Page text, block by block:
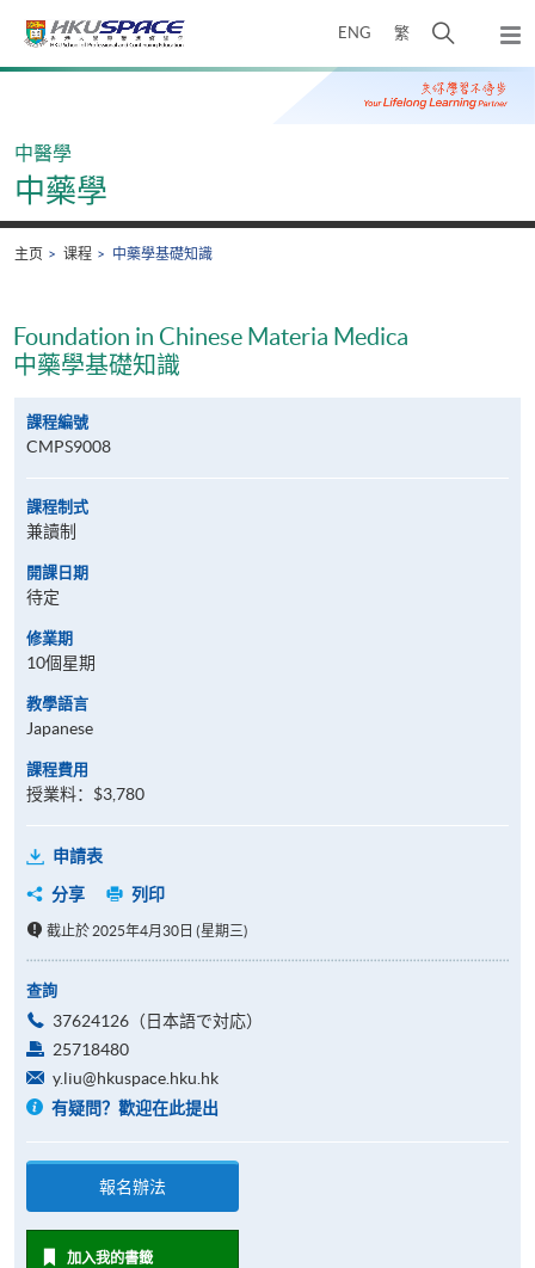
ENG 繁
开
搜
寻
弹
出
主
Main
中醫學
中藥學
主页 课程 中藥學基礎知識
Foundation in Chinese Materia Medica
中藥學基礎知識
課程編號
CMPS9008
課程制式
兼讀制
開課日期
待定
修業期
10個星期
教學語言
Japanese
課程費用
授業料：$3,780
申請表
分享
列印
截止於 2025年4月30日 (星期三)
查詢
37624126（日本語で対応）
25718480
y.liu@hkuspace.hku.hk
有疑問？歡迎在此提出
報名辦法
加入我的書籤